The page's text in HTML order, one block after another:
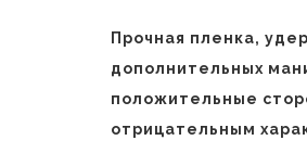
Прочная пленка,
дополнительных
положительные
отрицательным